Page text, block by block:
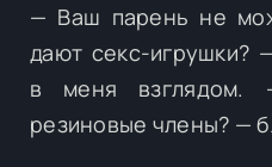
— Ваш парень не
дают секс-игрушки?
в меня
резиновые члены? —